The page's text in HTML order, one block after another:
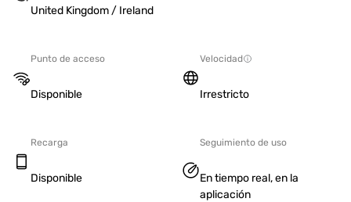
United Kingdom / Ireland
Punto de acceso
Disponible
Velocidad
Irrestricto
Recarga
Disponible
Seguimiento de uso
En tiempo real, en la
aplicación